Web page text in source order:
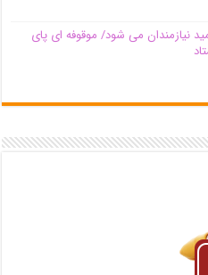
نیازمندان می شود/ موقوفه ای پای